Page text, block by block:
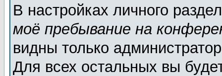
В настройках личного
моё пребывание на
видны только
Для всех остальных вы